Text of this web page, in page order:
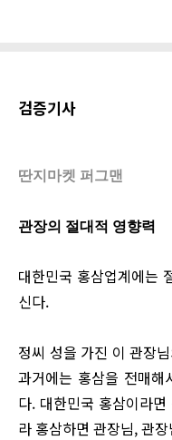
검증기사
딴지마켓 퍼그맨
관장의 절대적 영향력
대한민국 홍삼업계에는
신다.
정씨 성을 가진 이 관장
과거에는 홍삼을 전매해
다. 대한민국 홍삼이라
라 홍삼하면 관장님, 관